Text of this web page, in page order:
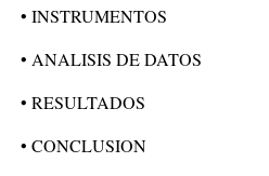
• INSTRUMENTOS
• ANALISIS DE DATOS
• RESULTADOS
• CONCLUSION